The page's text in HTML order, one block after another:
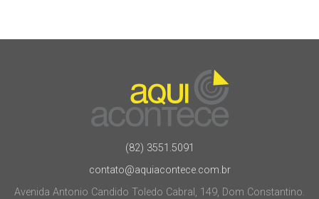
(82) 3551.5091
contato@aquiacontece.com.br
Avenida Antonio Candido Toledo Cabral, 149, Dom Constantino.